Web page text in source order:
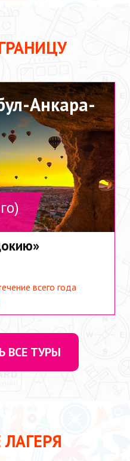
Анкара-
всего года
ВСЕ ТУРЫ